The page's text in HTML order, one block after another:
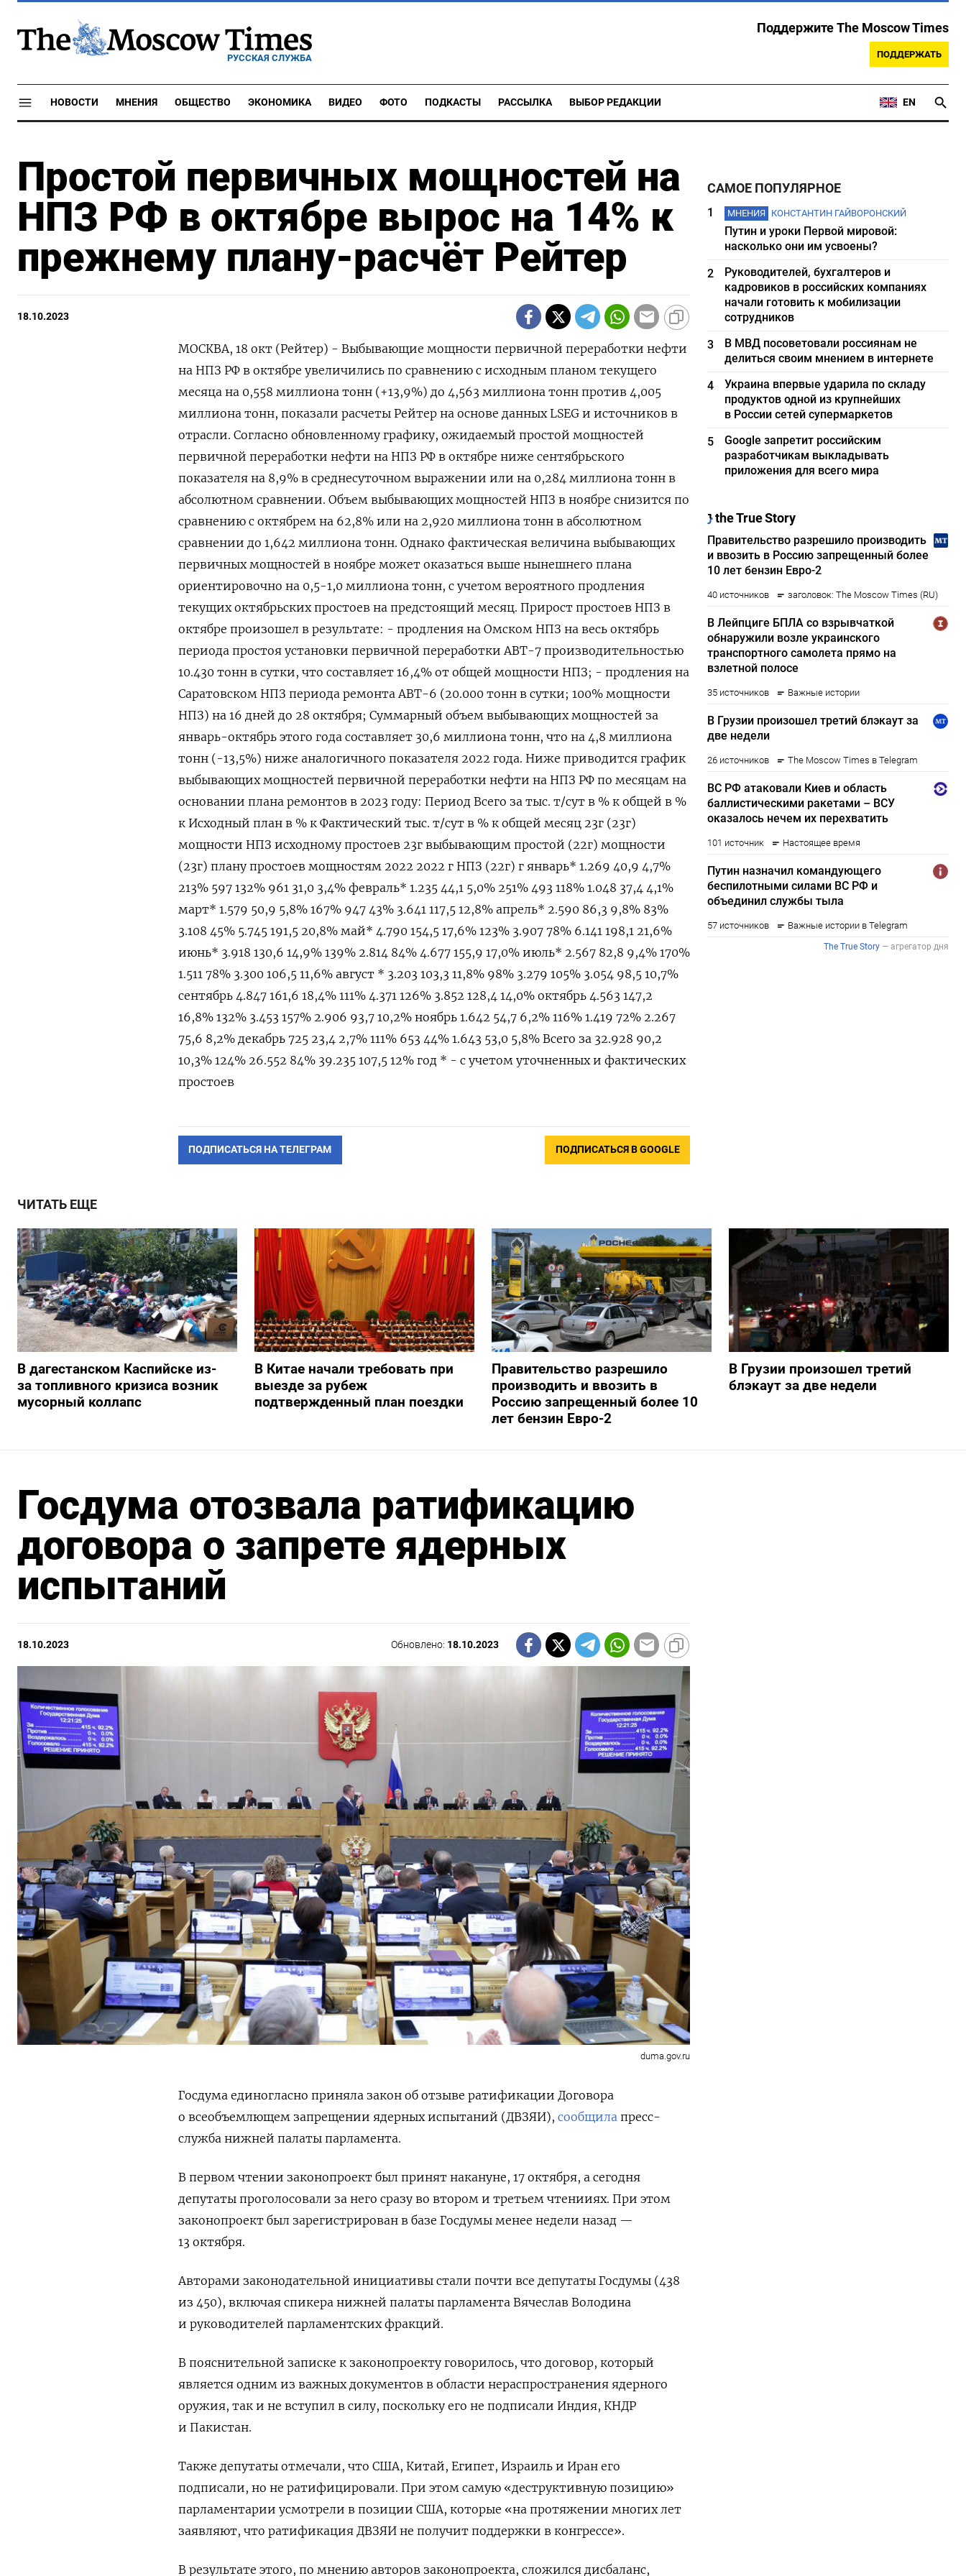
РУССКАЯ СЛУЖБА
Поддержите The Moscow Times
ПОДДЕРЖАТЬ
НОВОСТИ МНЕНИЯ ОБЩЕСТВО ЭКОНОМИКА ВИДЕО ФОТО ПОДКАСТЫ РАССЫЛКА ВЫБОР РЕДАКЦИИ EN
Простой первичных мощностей на
НПЗ РФ в октябре вырос на 14% к
прежнему плану-расчёт Рейтер
18.10.2023
МОСКВА, 18 окт (Рейтер) - Выбывающие мощности первичной переработки нефти
на НПЗ РФ в октябре увеличились по сравнению с исходным планом текущего
месяца на 0,558 миллиона тонн (+13,9%) до 4,563 миллиона тонн против 4,005
миллиона тонн, показали расчеты Рейтер на основе данных LSEG и источников в
отрасли. Согласно обновленному графику, ожидаемый простой мощностей
первичной переработки нефти на НПЗ РФ в октябре ниже сентябрьского
показателя на 8,9% в среднесуточном выражении или на 0,284 миллиона тонн в
абсолютном сравнении. Объем выбывающих мощностей НПЗ в ноябре снизится по
сравнению с октябрем на 62,8% или на 2,920 миллиона тонн в абсолютном
сравнении до 1,642 миллиона тонн. Однако фактическая величина выбывающих
первичных мощностей в ноябре может оказаться выше нынешнего плана
ориентировочно на 0,5-1,0 миллиона тонн, с учетом вероятного продления
текущих октябрьских простоев на предстоящий месяц. Прирост простоев НПЗ в
октябре произошел в результате: - продления на Омском НПЗ на весь октябрь
периода простоя установки первичной переработки АВТ-7 производительностью
10.430 тонн в сутки, что составляет 16,4% от общей мощности НПЗ; - продления на
Саратовском НПЗ периода ремонта АВТ-6 (20.000 тонн в сутки; 100% мощности
НПЗ) на 16 дней до 28 октября; Суммарный объем выбывающих мощностей за
январь-октябрь этого года составляет 30,6 миллиона тонн, что на 4,8 миллиона
тонн (-13,5%) ниже аналогичного показателя 2022 года. Ниже приводится график
выбывающих мощностей первичной переработки нефти на НПЗ РФ по месяцам на
основании плана ремонтов в 2023 году: Период Всего за тыс. т/сут в % к общей в %
к Исходный план в % к Фактический тыс. т/сут в % к общей месяц 23г (23г)
мощности НПЗ исходному простоев 23г выбывающим простой (22г) мощности
(23г) плану простоев мощностям 2022 2022 г НПЗ (22г) г январь* 1.269 40,9 4,7%
213% 597 132% 961 31,0 3,4% февраль* 1.235 44,1 5,0% 251% 493 118% 1.048 37,4 4,1%
март* 1.579 50,9 5,8% 167% 947 43% 3.641 117,5 12,8% апрель* 2.590 86,3 9,8% 83%
3.108 45% 5.745 191,5 20,8% май* 4.790 154,5 17,6% 123% 3.907 78% 6.141 198,1 21,6%
июнь* 3.918 130,6 14,9% 139% 2.814 84% 4.677 155,9 17,0% июль* 2.567 82,8 9,4% 170%
1.511 78% 3.300 106,5 11,6% август * 3.203 103,3 11,8% 98% 3.279 105% 3.054 98,5 10,7%
сентябрь 4.847 161,6 18,4% 111% 4.371 126% 3.852 128,4 14,0% октябрь 4.563 147,2
16,8% 132% 3.453 157% 2.906 93,7 10,2% ноябрь 1.642 54,7 6,2% 116% 1.419 72% 2.267
75,6 8,2% декабрь 725 23,4 2,7% 111% 653 44% 1.643 53,0 5,8% Всего за 32.928 90,2
10,3% 124% 26.552 84% 39.235 107,5 12% год * - с учетом уточненных и фактических
простоев
ПОДПИСАТЬСЯ НА ТЕЛЕГРАМ ПОДПИСАТЬСЯ В GOOGLE
САМОЕ ПОПУЛЯРНОЕ
1 МНЕНИЯ КОНСТАНТИН ГАЙВОРОНСКИЙ
Путин и уроки Первой мировой:
насколько они им усвоены?
2
Руководителей, бухгалтеров и
кадровиков в российских компаниях
начали готовить к мобилизации
сотрудников
3
В МВД посоветовали россиянам не
делиться своим мнением в интернете
4
Украина впервые ударила по складу
продуктов одной из крупнейших
в России сетей супермаркетов
5
Google запретит российским
разработчикам выкладывать
приложения для всего мира
ЧИТАТЬ ЕЩЕ
В дагестанском Каспийске из-
за топливного кризиса возник
мусорный коллапс
В Китае начали требовать при
выезде за рубеж
подтвержденный план поездки
Правительство разрешило
производить и ввозить в
Россию запрещенный более 10
лет бензин Евро-2
В Грузии произошел третий
блэкаут за две недели
Госдума отозвала ратификацию
договора о запрете ядерных
испытаний
18.10.2023 Обновлено: 18.10.2023
duma.gov.ru
Госдума единогласно приняла закон об отзыве ратификации Договора
о всеобъемлющем запрещении ядерных испытаний (ДВЗЯИ), сообщила пресс-
служба нижней палаты парламента.
В первом чтении законопроект был принят накануне, 17 октября, а сегодня
депутаты проголосовали за него сразу во втором и третьем чтенииях. При этом
законопроект был зарегистрирован в базе Госдумы менее недели назад —
13 октября.
Авторами законодательной инициативы стали почти все депутаты Госдумы (438
из 450), включая спикера нижней палаты парламента Вячеслав Володина
и руководителей парламентских фракций.
В пояснительной записке к законопроекту говорилось, что договор, который
является одним из важных документов в области нераспространения ядерного
оружия, так и не вступил в силу, поскольку его не подписали Индия, КНДР
и Пакистан.
Также депутаты отмечали, что США, Китай, Египет, Израиль и Иран его
подписали, но не ратифицировали. При этом самую «деструктивную позицию»
парламентарии усмотрели в позиции США, которые «на протяжении многих лет
заявляют, что ратификация ДВЗЯИ не получит поддержки в конгрессе».
В результате этого, по мнению авторов законопроекта, сложился дисбаланс,